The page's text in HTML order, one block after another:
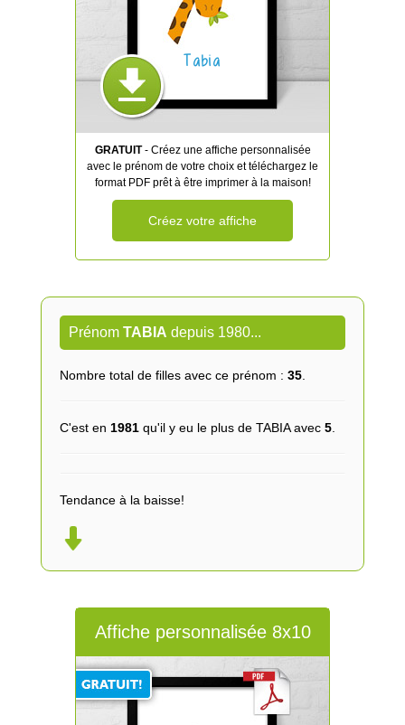
Tabia
GRATUIT- Créez une affiche personnalisée
avec le prénom de votre choix et téléchargez le
format PDF prêt à être imprimer à la maison!
Créez votre affiche
Prénom TABIA depuis 1980...
Nombre total de filles avec ce prénom : 35.
C'est en 1981qu'il y eu le plus de TABIA avec 5.
Tendance à la baisse!
Affiche personnalisée 8x10